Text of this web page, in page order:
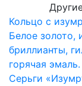
Кольцо с
Белое золото,
бриллианты,
горячая эмаль.
Серьги